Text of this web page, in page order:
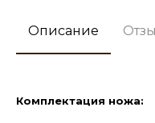
Описание
Комплектация ножа: